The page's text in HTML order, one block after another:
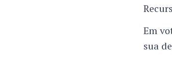
Em
sua